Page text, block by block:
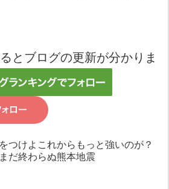
とブログの更新が分かりま
つけよこれからもっと強いのが？
だ終わらぬ熊本地震